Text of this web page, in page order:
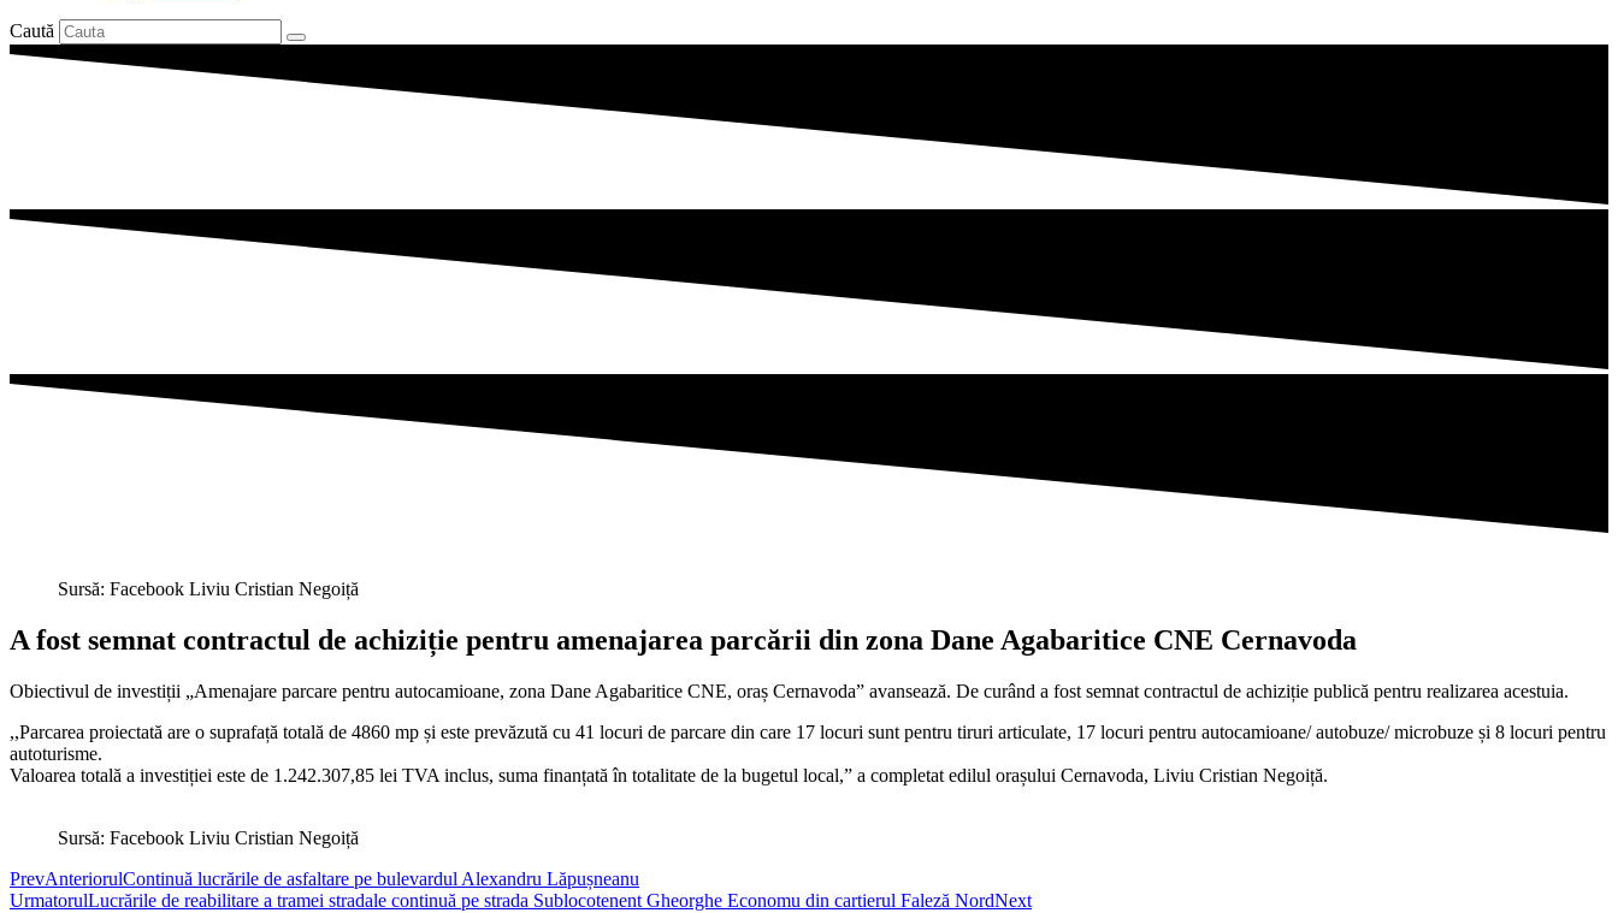
Caută
Sursă: Facebook Liviu Cristian Negoiță
A fost semnat contractul de achiziție pentru amenajarea parcării din zona Dane Agabaritice CNE Cernavoda
Obiectivul de investiții „Amenajare parcare pentru autocamioane, zona Dane Agabaritice CNE, oraș Cernavoda” avansează. De curând a fost semnat contractul de achiziție publică pentru realizarea acestuia.
,,Parcarea proiectată are o suprafață totală de 4860 mp și este prevăzută cu 41 locuri de parcare din care 17 locuri sunt pentru tiruri articulate, 17 locuri pentru autocamioane/ autobuze/ microbuze și 8 locuri pentru
autoturisme.
Valoarea totală a investiției este de 1.242.307,85 lei TVA inclus, suma finanțată în totalitate de la bugetul local,” a completat edilul orașului Cernavoda, Liviu Cristian Negoiță.
Sursă: Facebook Liviu Cristian Negoiță
PrevAnteriorulContinuă lucrările de asfaltare pe bulevardul Alexandru Lăpușneanu
UrmatorulLucrările de reabilitare a tramei stradale continuă pe strada Sublocotenent Gheorghe Economu din cartierul Faleză NordNext